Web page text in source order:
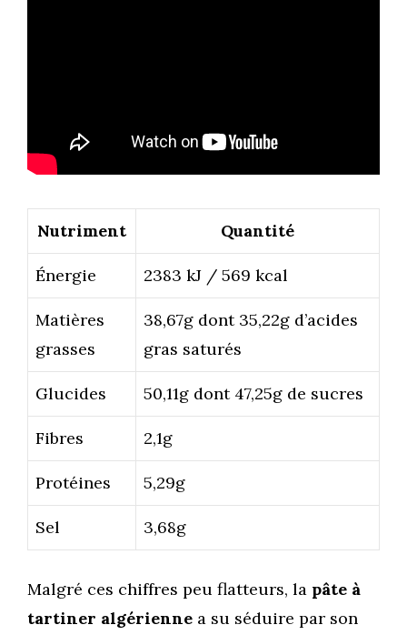
Nutriment Quantité
Énergie 2383 kJ / 569 kcal
Matières
grasses
38,67g dont 35,22g d’acides
gras saturés
Glucides 50,11g dont 47,25g de sucres
Fibres 2,1g
Protéines 5,29g
Sel 3,68g
Malgré ces chiffres peu flatteurs, la pâte à
tartiner algérienne a su séduire par son